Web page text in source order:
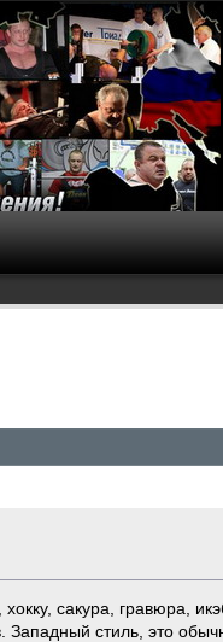
сакура, гравюра,
стиль, это